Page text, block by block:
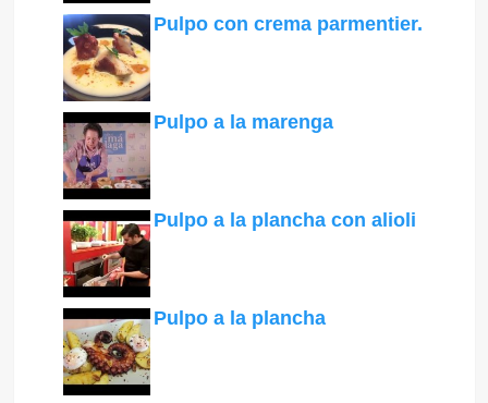
Pulpo con crema parmentier.
Pulpo a la marenga
Pulpo a la plancha con alioli
Pulpo a la plancha